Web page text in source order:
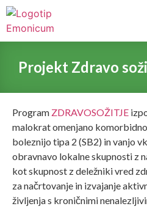
Projekt Zdravo
Program ZDRAVOSOŽITJE
malokrat omenjano
boleznijo tipa 2 (SB2) in vanjo
obravnavo lokalne skupnosti z
kot skupnost z deležniki vred
za načrtovanje in izvajanje
življenja s kroničnimi